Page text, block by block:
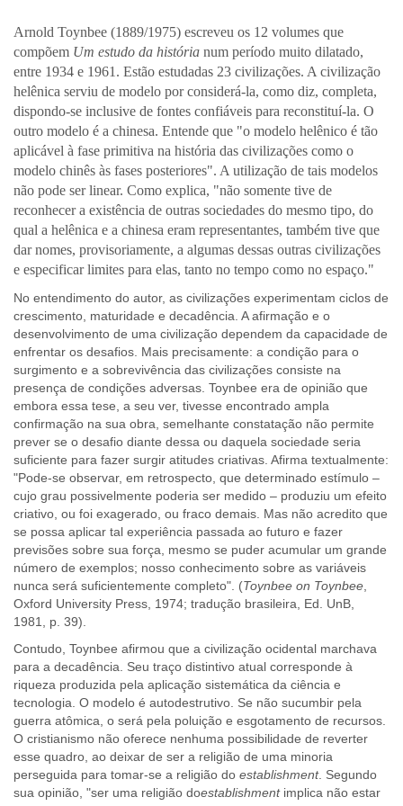
Arnold Toynbee (1889/1975) escreveu os 12 volumes que
compõem Um estudo da história num período muito dilatado,
entre 1934 e 1961. Estão estudadas 23 civilizações. A civilização
helênica serviu de modelo por considerá-la, como diz, completa,
dispondo-se inclusive de fontes confiáveis para reconstituí-la. O
outro modelo é a chinesa. Entende que "o modelo helênico é tão
aplicável à fase primitiva na história das civilizações como o
modelo chinês às fases posteriores". A utilização de tais modelos
não pode ser linear. Como explica, "não somente tive de
reconhecer a existência de outras sociedades do mesmo tipo, do
qual a helênica e a chinesa eram representantes, também tive que
dar nomes, provisoriamente, a algumas dessas outras civilizações
e especificar limites para elas, tanto no tempo como no espaço."
No entendimento do autor, as civilizações experimentam ciclos de
crescimento, maturidade e decadência. A afirmação e o
desenvolvimento de uma civilização dependem da capacidade de
enfrentar os desafios. Mais precisamente: a condição para o
surgimento e a sobrevivência das civilizações consiste na
presença de condições adversas. Toynbee era de opinião que
embora essa tese, a seu ver, tivesse encontrado ampla
confirmação na sua obra, semelhante constatação não permite
prever se o desafio diante dessa ou daquela sociedade seria
suficiente para fazer surgir atitudes criativas. Afirma textualmente:
"Pode-se observar, em retrospecto, que determinado estímulo –
cujo grau possivelmente poderia ser medido – produziu um efeito
criativo, ou foi exagerado, ou fraco demais. Mas não acredito que
se possa aplicar tal experiência passada ao futuro e fazer
previsões sobre sua força, mesmo se puder acumular um grande
número de exemplos; nosso conhecimento sobre as variáveis
nunca será suficientemente completo". (Toynbee on Toynbee
Oxford University Press, 1974; tradução brasileira, Ed. UnB,
1981, p. 39).
Contudo, Toynbee afirmou que a civilização ocidental marchava
para a decadência. Seu traço distintivo atual corresponde à
riqueza produzida pela aplicação sistemática da ciência e
tecnologia. O modelo é autodestrutivo. Se não sucumbir pela
guerra atômica, o será pela poluição e esgotamento de recursos.
O cristianismo não oferece nenhuma possibilidade de reverter
esse quadro, ao deixar de ser a religião de uma minoria
perseguida para tomar-se a religião do establishment. Segundo
sua opinião, "ser uma religião doestablishmentimplica não estar